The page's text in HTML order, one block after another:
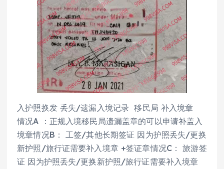
入护照换发 丢失/遗漏入境记录 移民局 补入境章
情况A ：正规入境移民局遗漏盖章的可以申请补盖入
境章情况B： 工签/其他长期签证 因为护照丢失/更换
新护照/旅行证需要补入境章 +签证章情况C： 旅游签
证 因为护照丢失/更换新护照/旅行证需要补入境章